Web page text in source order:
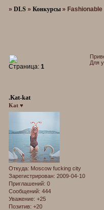
»DLS »Конкурсы »
Для
Страница:1
.Kat-kat
Kat ♥
Откуда: Moscow fucking city
Зарегистрирован: 2009-04-10
Приглашений: 0
Сообщений: 444
Уважение: +25
Позитив: +20